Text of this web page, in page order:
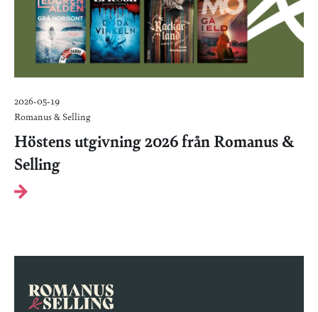
2026-05-19
Romanus & Selling
Höstens utgivning 2026 från Romanus &
Selling